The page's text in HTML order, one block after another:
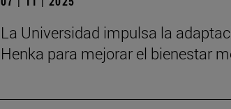
La Universidad impulsa la
Henka para mejorar el bienestar